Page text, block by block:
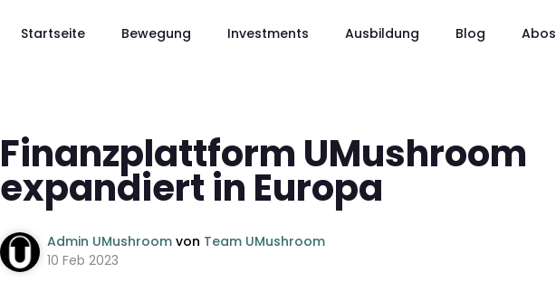
Startseite Bewegung Investments Ausbildung Blog Abos
Finanzplattform UMushroom
expandiert in Europa
Admin UMushroom von Team UMushroom
10 Feb 2023